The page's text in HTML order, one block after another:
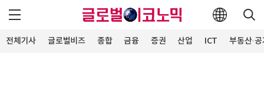
전체기사 글로벌비즈 종합 금융 증권 산업 ICT 부동산·